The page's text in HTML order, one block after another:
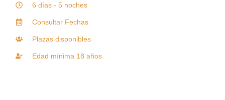
6 días - 5 noches
Consultar Fechas
Plazas disponibles
Edad mínima 18 años